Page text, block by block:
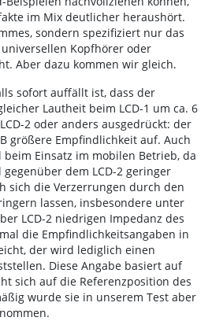
im Mix deutlicher heraushört.
sondern spezifiziert nur das
Kopfhörer oder
Aber dazu kommen wir gleich.
sofort auffällt ist, dass der
Lautheit beim LCD-1 um ca. 6
2 oder anders ausgedrückt: der
größere Empfindlichkeit auf. Auch
Einsatz im mobilen Betrieb, da
dem LCD-2 geringer
sich die Verzerrungen durch den
lassen, insbesondere unter
LCD-2 niedrigen Impedanz des
die Empfindlichkeitsangaben in
der wird lediglich einen
Diese Angabe basiert auf
sich auf die Referenzposition des
wurde sie in unserem Test aber